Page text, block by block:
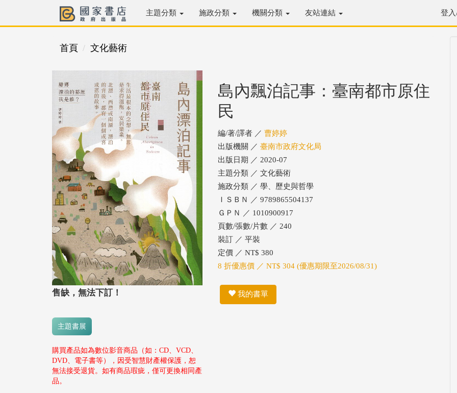
主題分類 施政分類 機關分類 友站連結 登
首頁 文化藝術
售缺，無法下訂！
主題書展
購買產品如為數位影音商品（如：CD、VCD、
DVD、電子書等），因受智慧財產權保護，恕
無法接受退貨。如有商品瑕疵，僅可更換相同產
品。
島內飄泊記事：臺南都市原住
民
編/著/譯者 ／ 曹婷婷
出版機關 ／ 臺南市政府文化局
出版日期 ／ 2020-07
主題分類 ／ 文化藝術
施政分類 ／ 學、歷史與哲學
ＩＳＢＮ ／ 9789865504137
ＧＰＮ ／ 1010900917
頁數/張數/片數 ／ 240
裝訂 ／ 平裝
定價 ／ NT$ 380
8 折優惠價 ／ NT$ 304 (優惠期限至2026/08/31)
我的書單